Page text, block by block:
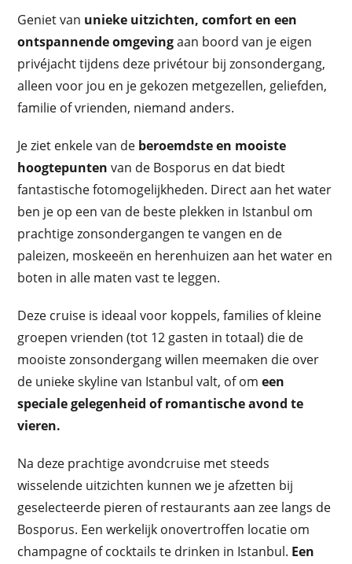
Geniet van unieke uitzichten, comfort en een
ontspannende omgevingaan boord van je eigen
privéjacht tijdens deze privétour bij zonsondergang,
alleen voor jou en je gekozen metgezellen, geliefden,
familie of vrienden, niemand anders.
Je ziet enkele van de beroemdste en mooiste
hoogtepunten van de Bosporus en dat biedt
fantastische fotomogelijkheden. Direct aan het water
ben je op een van de beste plekken in Istanbul om
prachtige zonsondergangen te vangen en de
paleizen, moskeeën en herenhuizen aan het water en
boten in alle maten vast te leggen.
Deze cruise is ideaal voor koppels, families of kleine
groepen vrienden (tot 12 gasten in totaal) die de
mooiste zonsondergang willen meemaken die over
de unieke skyline van Istanbul valt, of omeen
speciale gelegenheid of romantische avond te
vieren.
Na deze prachtige avondcruise met steeds
wisselende uitzichten kunnen we je afzetten bij
geselecteerde pieren of restaurants aan zee langs de
Bosporus. Een werkelijk onovertroffen locatie om
champagne of cocktails te drinken in Istanbul. Een